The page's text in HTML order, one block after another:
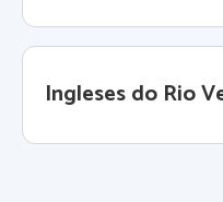
Ingleses do Rio